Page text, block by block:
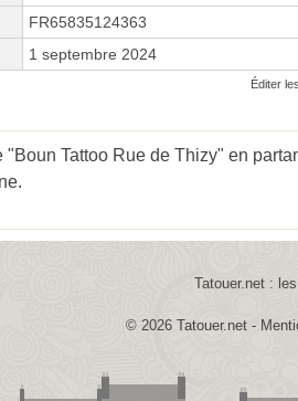
FR65835124363
1 septembre 2024
Éditer
"Boun Tattoo Rue de Thizy" en
.
Tatouer.net :
© 2026 Tatouer.net -